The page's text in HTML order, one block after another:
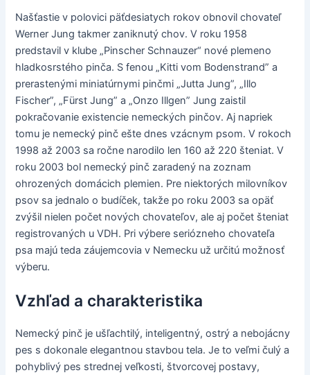
Našťastie v polovici päťdesiatych rokov obnovil chovateľ
Werner Jung takmer zaniknutý chov. V roku 1958
predstavil v klube „Pinscher Schnauzer“ nové plemeno
hladkosrstého pinča. S fenou „Kitti vom Bodenstrand” a
prerastenými miniatúrnymi pinčmi „Jutta Jung”, „Illo
Fischer”, „Fürst Jung” a „Onzo Illgen” Jung zaistil
pokračovanie existencie nemeckých pinčov. Aj napriek
tomu je nemecký pinč ešte dnes vzácnym psom. V rokoch
1998 až 2003 sa ročne narodilo len 160 až 220 šteniat. V
roku 2003 bol nemecký pinč zaradený na zoznam
ohrozených domácich plemien. Pre niektorých milovníkov
psov sa jednalo o budíček, takže po roku 2003 sa opäť
zvýšil nielen počet nových chovateľov, ale aj počet šteniat
registrovaných u VDH. Pri výbere seriózneho chovateľa
psa majú teda záujemcovia v Nemecku už určitú možnosť
výberu.
Vzhľad a charakteristika
Nemecký pinč je ušľachtilý, inteligentný, ostrý a nebojácny
pes s dokonale elegantnou stavbou tela. Je to veľmi čulý a
pohyblivý pes strednej veľkosti, štvorcovej postavy,